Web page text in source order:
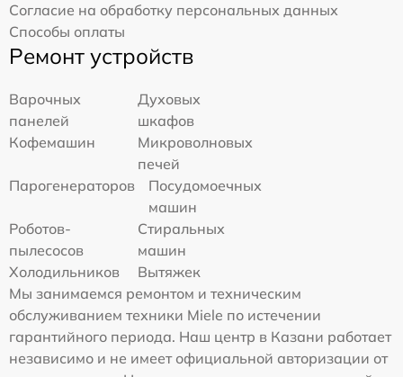
Согласие на обработку персональных данных
Способы оплаты
Ремонт устройств
Варочных
панелей
Духовых
шкафов
Кофемашин
Микроволновых
печей
Парогенераторов
Посудомоечных
машин
Роботов-
пылесосов
Стиральных
машин
Холодильников
Вытяжек
Мы занимаемся ремонтом и техническим
обслуживанием техники Miele по истечении
гарантийного периода. Наш центр в Казани работает
независимо и не имеет официальной авторизации от